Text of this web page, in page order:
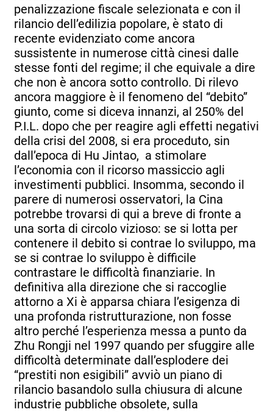
penalizzazione fiscale selezionata e con il
rilancio dell’edilizia popolare, è stato di
recente evidenziato come ancora
sussistente in numerose città cinesi dalle
stesse fonti del regime; il che equivale a dire
che non è ancora sotto controllo. Di rilevo
ancora maggiore è il fenomeno del “debito”
giunto, come si diceva innanzi, al 250% del
P.I.L. dopo che per reagire agli effetti negativi
della crisi del 2008, si era proceduto, sin
dall’epoca di Hu Jintao, a stimolare
l’economia con il ricorso massiccio agli
investimenti pubblici. Insomma, secondo il
parere di numerosi osservatori, la Cina
potrebbe trovarsi di qui a breve di fronte a
una sorta di circolo vizioso: se si lotta per
contenere il debito si contrae lo sviluppo, ma
se si contrae lo sviluppo è difficile
contrastare le difficoltà finanziarie. In
definitiva alla direzione che si raccoglie
attorno a Xi è apparsa chiara l’esigenza di
una profonda ristrutturazione, non fosse
altro perché l’esperienza messa a punto da
Zhu Rongji nel 1997 quando per sfuggire alle
difficoltà determinate dall’esplodere dei
“prestiti non esigibili” avviò un piano di
rilancio basandolo sulla chiusura di alcune
industrie pubbliche obsolete, sulla